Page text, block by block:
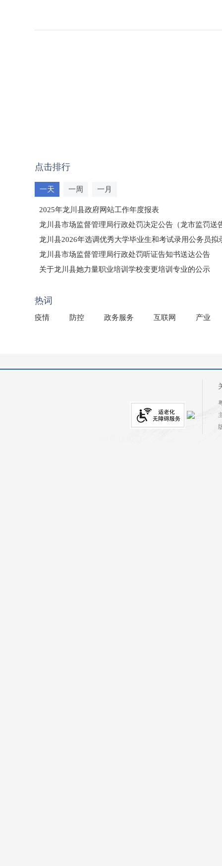
点击排行
一天 一周 一月
2025年龙川县政府网站工作年度报表
龙川县市场监督管理局行政处罚决定公告（龙市监罚送
龙川县2026年选调优秀大学毕业生和考试录用公务员拟
龙川县市场监督管理局行政处罚听证告知书送达公告
（龙市监罚送告〔2026〕71号）
关于龙川县她力量职业培训学校变更培训专业的公示
热词
疫情 防控 政务服务 互联网 产业